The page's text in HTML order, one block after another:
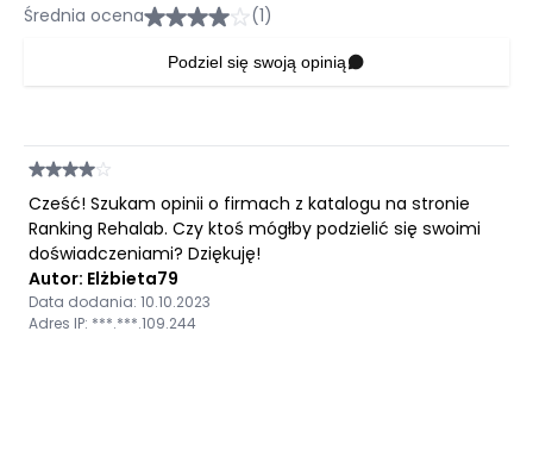
Średnia ocena (1)
Podziel się swoją opinią
Cześć! Szukam opinii o firmach z katalogu na stronie
Ranking Rehalab. Czy ktoś mógłby podzielić się swoimi
doświadczeniami? Dziękuję!
Autor: Elżbieta79
Data dodania: 10.10.2023
Adres IP: ***.***.109.244